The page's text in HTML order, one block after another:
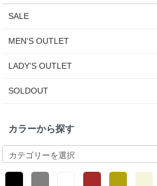
SALE
MEN'S OUTLET
LADY'S OUTLET
SOLDOUT
カラーから探す